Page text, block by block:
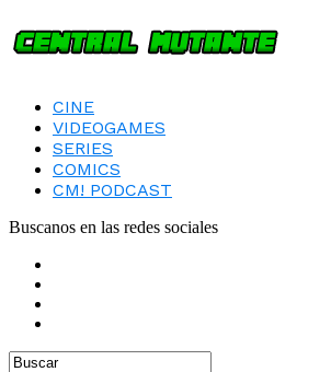
CINE
VIDEOGAMES
SERIES
COMICS
CM! PODCAST
Buscanos en las redes sociales